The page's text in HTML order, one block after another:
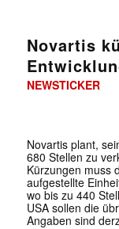
Novartis
NEWSTICKER
Novartis plant,
680 Stellen zu
Kürzungen muss
aufgestellte
wo bis zu 440
USA sollen die
Angaben sind